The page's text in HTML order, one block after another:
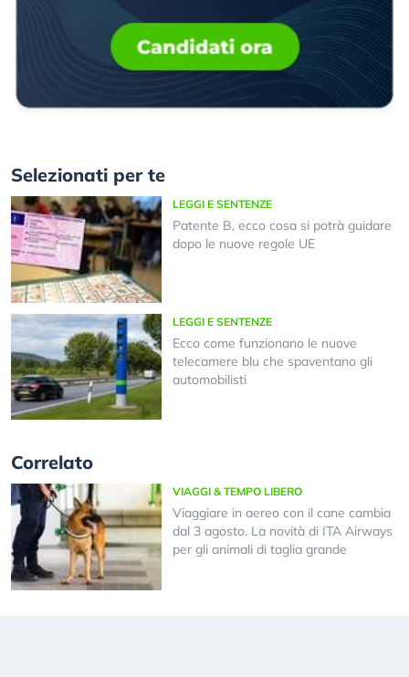
Selezionati per te
LEGGI E SENTENZE
Patente B, ecco cosa si potrà guidare
dopo le nuove regole UE
LEGGI E SENTENZE
Ecco come funzionano le nuove
telecamere blu che spaventano gli
automobilisti
Correlato
VIAGGI & TEMPO LIBERO
Viaggiare in aereo con il cane cambia
dal 3 agosto. La novità di ITA Airways
per gli animali di taglia grande